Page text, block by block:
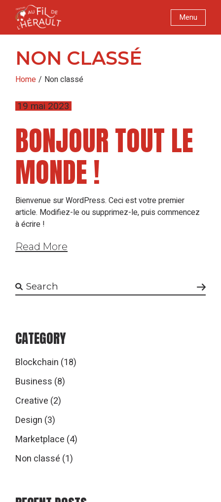
content
Menu
NON CLASSÉ
Home Non classé
19 mai 2023
BONJOUR TOUT LE
MONDE !
Bienvenue sur WordPress. Ceci est votre premier
article. Modifiez-le ou supprimez-le, puis commencez
à écrire !
Read More
Search
CATEGORY
Blockchain (18)
Business (8)
Creative (2)
Design (3)
Marketplace (4)
Non classé (1)